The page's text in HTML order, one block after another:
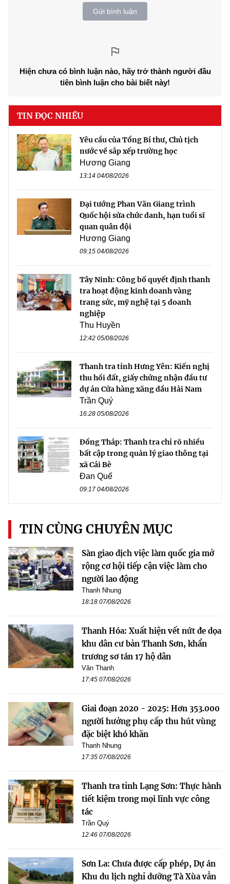
Gửi bình luận
Hiện chưa có bình luận nào, hãy trở thành người đầu
tiên bình luận cho bài biết này!
TIN ĐỌC NHIỀU
Yêu cầu của Tổng Bí thư, Chủ tịch
nước về sắp xếp trường học
Hương Giang
13:14 04/08/2026
Đại tướng Phan Văn Giang trình
Quốc hội sửa chức danh, hạn tuổi sĩ
quan quân đội
Hương Giang
09:15 04/08/2026
Tây Ninh: Công bố quyết định thanh
tra hoạt động kinh doanh vàng
trang sức, mỹ nghệ tại 5 doanh
nghiệp
Thu Huyền
12:42 05/08/2026
Thanh tra tỉnh Hưng Yên: Kiến nghị
thu hồi đất, giấy chứng nhận đầu tư
dự án Cửa hàng xăng dầu Hải Nam
Trần Quý
16:28 05/08/2026
Đồng Tháp: Thanh tra chỉ rõ nhiều
bất cập trong quản lý giao thông tại
xã Cái Bè
Đan Quế
09:17 04/08/2026
TIN CÙNG CHUYÊN MỤC
Sàn giao dịch việc làm quốc gia mở
rộng cơ hội tiếp cận việc làm cho
người lao động
Thanh Nhung
18:18 07/08/2026
Thanh Hóa: Xuất hiện vết nứt đe dọa
khu dân cư bản Thanh Sơn, khẩn
trương sơ tán 17 hộ dân
Văn Thanh
17:45 07/08/2026
Giai đoạn 2020 - 2025: Hơn 353.000
người hưởng phụ cấp thu hút vùng
đặc biệt khó khăn
Thanh Nhung
17:35 07/08/2026
Thanh tra tỉnh Lạng Sơn: Thực hành
tiết kiệm trong mọi lĩnh vực công
tác
Trần Quý
12:46 07/08/2026
Sơn La: Chưa được cấp phép, Dự án
Khu du lịch nghỉ dưỡng Tà Xùa vẫn